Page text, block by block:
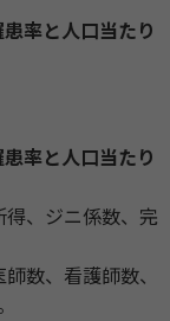
率と人口当たり
率と人口当たり
得、ジニ係数、完
数、看護師数、